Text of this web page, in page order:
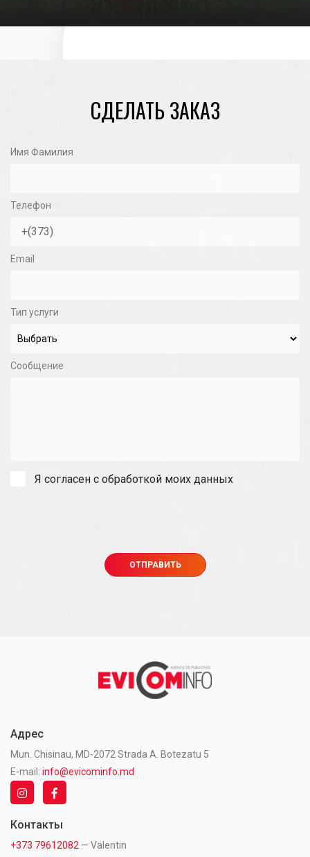
СДЕЛАТЬ ЗАКАЗ
Имя Фамилия
Телефон
Email
Тип услуги
Сообщение
Я согласен с обработкой моих данных
Адрес
Mun. Chisinau, MD-2072 Strada A. Botezatu 5
E-mail: info@evicominfo.md
Контакты
+373 79612082 — Valentin